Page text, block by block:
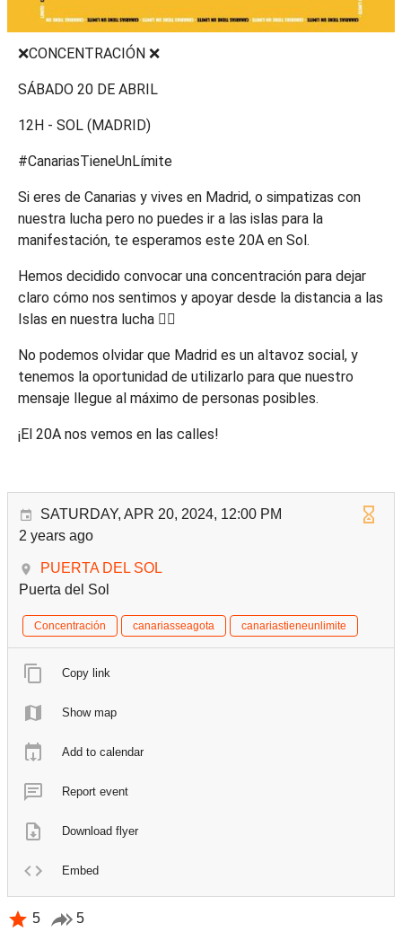
❌CONCENTRACIÓN ❌
SÁBADO 20 DE ABRIL
12H - SOL (MADRID)
#CanariasTieneUnLímite
Si eres de Canarias y vives en Madrid, o simpatizas con
nuestra lucha pero no puedes ir a las islas para la
manifestación, te esperamos este 20A en Sol.
Hemos decidido convocar una concentración para dejar
claro cómo nos sentimos y apoyar desde la distancia a las
Islas en nuestra lucha ❤‍🔥
No podemos olvidar que Madrid es un altavoz social, y
tenemos la oportunidad de utilizarlo para que nuestro
mensaje llegue al máximo de personas posibles.
¡El 20A nos vemos en las calles!
SATURDAY, APR 20, 2024, 12:00 PM
2 years ago
PUERTA DEL SOL
Puerta del Sol
Concentración canariasseagota canariastieneunlimite
Copy link
Show map
Add to calendar
Report event
Download flyer
Embed
5 5